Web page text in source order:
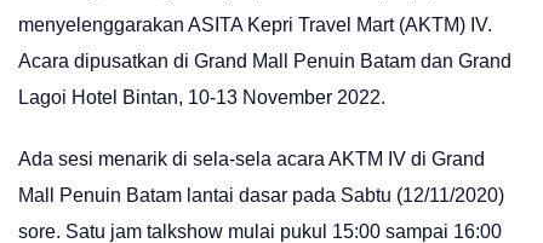
menyelenggarakan ASITA Kepri Travel Mart (AKTM) IV.
Acara dipusatkan di Grand Mall Penuin Batam dan Grand
Lagoi Hotel Bintan, 10-13 November 2022.
Ada sesi menarik di sela-sela acara AKTM IV di Grand
Mall Penuin Batam lantai dasar pada Sabtu (12/11/2020)
sore. Satu jam talkshow mulai pukul 15:00 sampai 16:00